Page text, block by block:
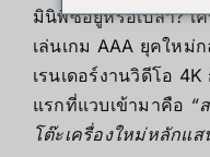
มินิพีซีอยู่หรือเปล่า? เ
เล่นเกม AAA ยุคใหม่
เรนเดอร์งานวิดีโอ
แรกที่แวบเข้ามาคือ “
โต๊ะเครื่องใหม่หลักแ